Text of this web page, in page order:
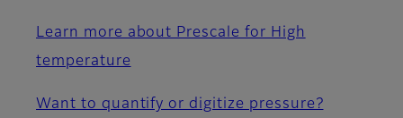
Learn more about Prescale for High
temperature
Want to quantify or digitize pressure?